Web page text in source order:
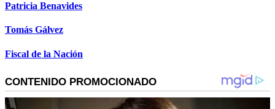
Patricia Benavides
Tomás Gálvez
Fiscal de la Nación